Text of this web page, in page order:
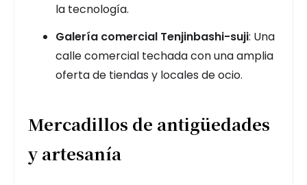
la tecnología.
Galería comercial Tenjinbashi-suji: Una
calle comercial techada con una amplia
oferta de tiendas y locales de ocio.
Mercadillos de antigüedades
y artesanía